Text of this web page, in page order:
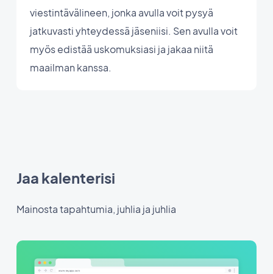
viestintävälineen, jonka avulla voit pysyä
jatkuvasti yhteydessä jäseniisi. Sen avulla voit
myös edistää uskomuksiasi ja jakaa niitä
maailman kanssa.
Jaa kalenterisi
Mainosta tapahtumia, juhlia ja juhlia